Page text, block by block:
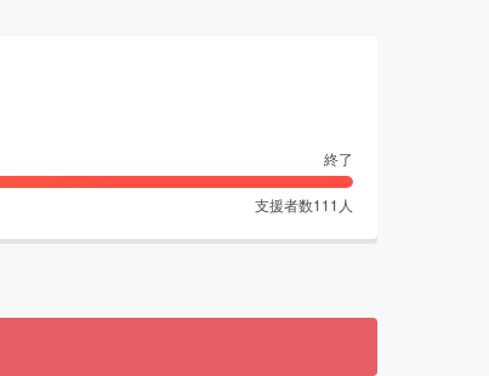
終了
支援者数111 人